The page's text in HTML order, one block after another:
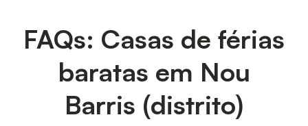
FAQs: Casas de férias
baratas em Nou
Barris (distrito)